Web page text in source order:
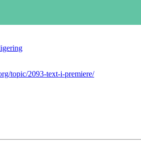
topic/2093-text-i-premiere/